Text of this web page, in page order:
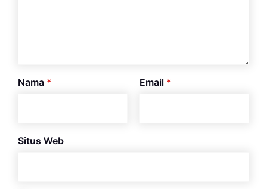
Nama * Email *
Situs Web